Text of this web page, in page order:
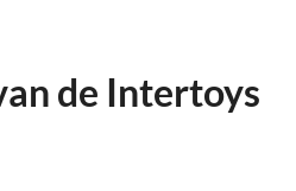
de Intertoys